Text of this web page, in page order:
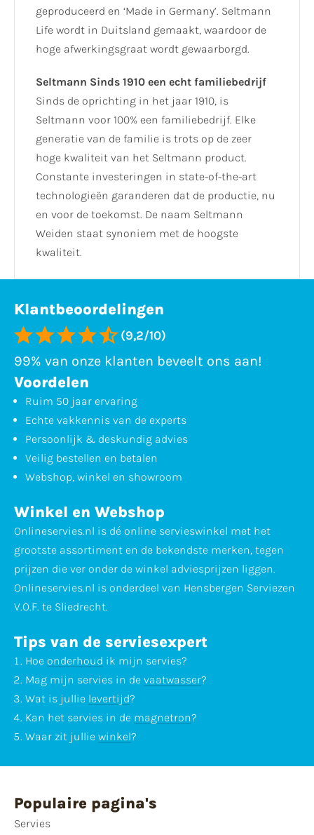
geproduceerd en ‘Made in Germany’. Seltmann
Life wordt in Duitsland gemaakt, waardoor de
hoge afwerkingsgraat wordt gewaarborgd.
Seltmann Sinds 1910 een echt familiebedrijf
Sinds de oprichting in het jaar 1910, is
Seltmann voor 100% een familiebedrijf. Elke
generatie van de familie is trots op de zeer
hoge kwaliteit van het Seltmann product.
Constante investeringen in state-of-the-art
technologieën garanderen dat de productie, nu
en voor de toekomst. De naam Seltmann
Weiden staat synoniem met de hoogste
kwaliteit.
Klantbeoordelingen
(9,2/10)
99% van onze klanten beveelt ons aan!
Voordelen
Ruim 50 jaar ervaring
Echte vakkennis van de experts
Persoonlijk & deskundig advies
Veilig bestellen en betalen
Webshop, winkel en showroom
Winkel en Webshop
Onlineservies.nl is dé online servieswinkel met het
grootste assortiment en de bekendste merken, tegen
prijzen die ver onder de winkel adviesprijzen liggen.
Onlineservies.nl is onderdeel van Hensbergen Serviezen
V.O.F. te Sliedrecht.
Tips van de serviesexpert
Hoe onderhoud ik mijn servies?
Mag mijn servies in de vaatwasser?
Wat is jullie levertijd?
Kan het servies in de magnetron?
Waar zit jullie winkel?
Populaire pagina's
Servies